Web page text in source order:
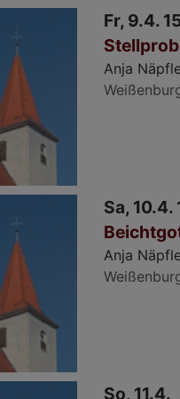
Fr, 9.4.
Anja
Sa, 10.4.
Anja
So, 11.4.